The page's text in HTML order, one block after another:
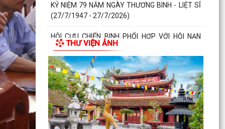
KỶ NIỆM 79 NĂM NGÀY THƯƠNG BINH - LIỆT SĨ
(27/7/1947 - 27/7/2026)
HỘI CỰU CHIẾN BINH PHỐI HỢP VỚI HỘI NẠN
NHÂN DA CAM/DIOXIN PHƯỜNG VIỆT HÒA
THĂM, TẶNG QUÀ GIA ĐÌNH...
PHƯỜNG VIỆT HÒA THẮP NẾN TRI ÂN CÁC ANH
HÙNG LIỆT SĨ NHÂN KỶ NIỆM 79 NĂM NGÀY
THƯƠNG BINH - LIỆT SĨ...
Phường Việt Hòa tổ chức ra quân dọn dẹp vệ
THƯ VIỆN ẢNH